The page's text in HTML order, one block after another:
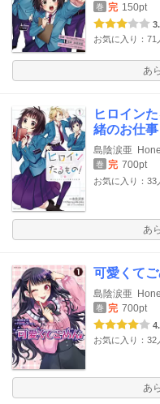
巻 完 150pt
お気に入り：71
あ
ヒロイン
緒のお仕事
島陰涙亜
巻 完 700pt
お気に入り：33
あ
可愛くて
島陰涙亜
巻 完 700pt
お気に入り：32
あ